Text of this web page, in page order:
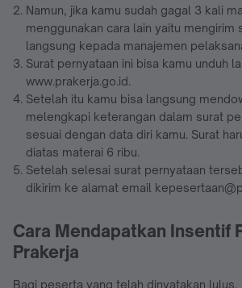
Namun, jika kamu sudah gagal 3 kali
menggunakan cara lain yaitu mengirim
langsung kepada manajemen
Surat pernyataan ini bisa kamu unduh
www.prakerja.go.id.
Setelah itu kamu bisa langsung
melengkapi keterangan dalam surat
sesuai dengan data diri kamu. Surat
diatas materai 6 ribu.
Setelah selesai surat pernyataan
dikirim ke alamat email
Cara Mendapatkan Insentif
Prakerja
Bagi peserta yang telah dinyatakan lulus,